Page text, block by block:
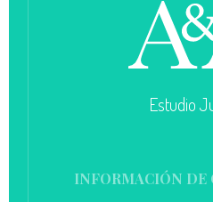
Estudio
INFORMACIÓN DE